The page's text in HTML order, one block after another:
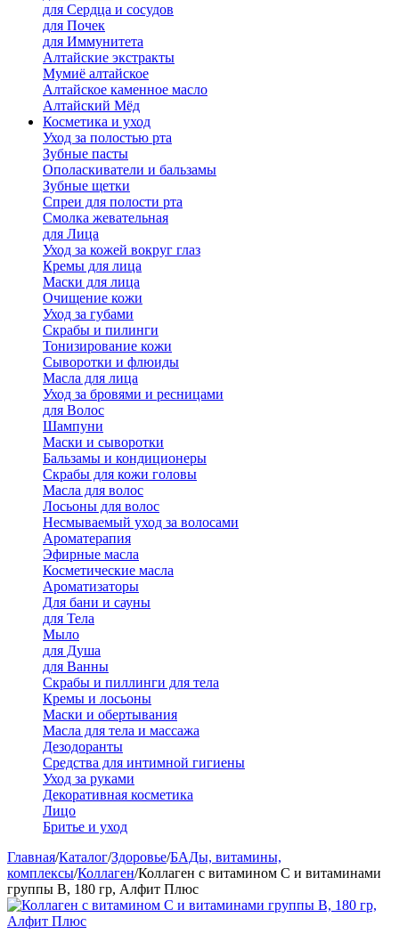
для Сердца и сосудов
для Почек
для Иммунитета
Алтайские экстракты
Мумиё алтайское
Алтайское каменное масло
Алтайский Мёд
Косметика и уход
Уход за полостью рта
Зубные пасты
Ополаскиватели и бальзамы
Зубные щетки
Спреи для полости рта
Смолка жевательная
для Лица
Уход за кожей вокруг глаз
Кремы для лица
Маски для лица
Очищение кожи
Уход за губами
Скрабы и пилинги
Тонизирование кожи
Сыворотки и флюиды
Масла для лица
Уход за бровями и ресницами
для Волос
Шампуни
Маски и сыворотки
Бальзамы и кондиционеры
Скрабы для кожи головы
Масла для волос
Лосьоны для волос
Несмываемый уход за волосами
Ароматерапия
Эфирные масла
Косметические масла
Ароматизаторы
Для бани и сауны
для Тела
Мыло
для Душа
для Ванны
Скрабы и пиллинги для тела
Кремы и лосьоны
Маски и обертывания
Масла для тела и массажа
Дезодоранты
Средства для интимной гигиены
Уход за руками
Декоративная косметика
Лицо
Бритье и уход
Главная/Каталог/Здоровье/БАДы, витамины,
комплексы/Коллаген/Коллаген с витамином С и витаминами
группы В, 180 гр, Алфит Плюс